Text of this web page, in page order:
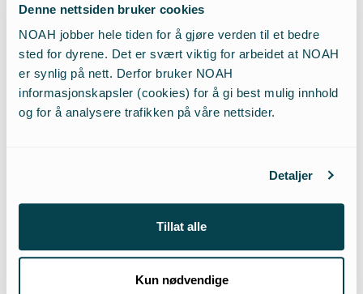
Denne nettsiden bruker cookies
NOAH jobber hele tiden for å gjøre verden til et bedre
sted for dyrene. Det er svært viktig for arbeidet at NOAH
er synlig på nett. Derfor bruker NOAH
informasjonskapsler (cookies) for å gi best mulig innhold
og for å analysere trafikken på våre nettsider.
Detaljer
Tillat alle
Kun nødvendige
Det anslås minst 50%
skadeskyting på fuglejakt.
Det er svært vanskelig å beregne avstand til fugler som
avstanden var kortere enn den egentlig var. Kun noen
skadeskyting, fra anbefalte 25 meter til 30-35 meter.
på leirduebanen. De aller fleste deltagerne måtte bruke
3 eller 4 patroner per leirdue på 35 meters hold.